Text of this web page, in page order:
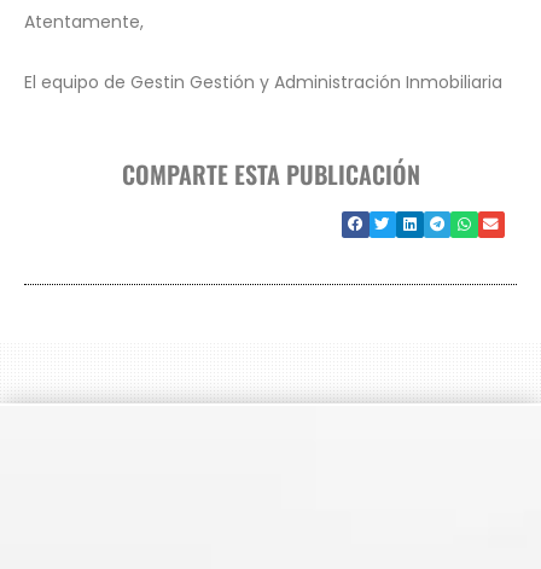
Atentamente,
El equipo de Gestin Gestión y Administración Inmobiliaria
COMPARTE ESTA PUBLICACIÓN